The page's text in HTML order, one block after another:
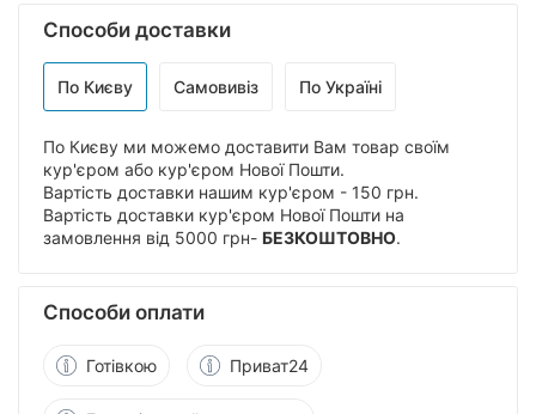
Способи доставки
По Києву Самовивіз По Україні
По Києву ми можемо доставити Вам товар своїм
кур'єром або кур'єром Нової Пошти.
Вартість доставки нашим кур'єром - 150 грн.
Вартість доставки кур'єром Нової Пошти на
замовлення від 5000 грн- БЕЗКОШТОВНО.
Способи оплати
Готівкою Приват24